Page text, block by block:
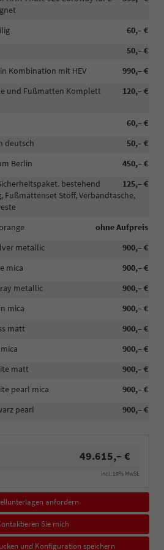
60,– €
50,– €
990,– €
Kombination mit HEV
120,– €
und Fußmatten Komplett
60,– €
50,– €
deutsch
450,– €
Berlin
125,– €
bestehend
Fußmattenset Stoff, Verbandtasche,
ohne Aufpreis
900,– €
metallic
900,– €
mica
900,– €
metallic
900,– €
mica
900,– €
matt
900,– €
900,– €
matt
900,– €
pearl mica
900,– €
pearl
49.615,– €
incl. 19% MwSt.
anfordern
Sie mich
und Konfiguration speichern